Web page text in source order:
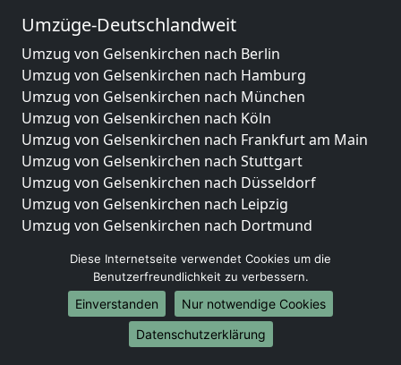
Umzüge-Deutschlandweit
Umzug von Gelsenkirchen nach Berlin
Umzug von Gelsenkirchen nach Hamburg
Umzug von Gelsenkirchen nach München
Umzug von Gelsenkirchen nach Köln
Umzug von Gelsenkirchen nach Frankfurt am Main
Umzug von Gelsenkirchen nach Stuttgart
Umzug von Gelsenkirchen nach Düsseldorf
Umzug von Gelsenkirchen nach Leipzig
Umzug von Gelsenkirchen nach Dortmund
Umzug von Gelsenkirchen nach Bremen
Umzug von Gelsenkirchen nach Dresden
Umzug von Gelsenkirchen nach Hannover
Umzug von Gelsenkirchen nach Nürnberg
Umzug von Gelsenkirchen nach Duisburg
Diese Internetseite verwendet Cookies um die
Benutzerfreundlichkeit zu verbessern.
Einverstanden
Nur notwendige Cookies
Datenschutzerklärung